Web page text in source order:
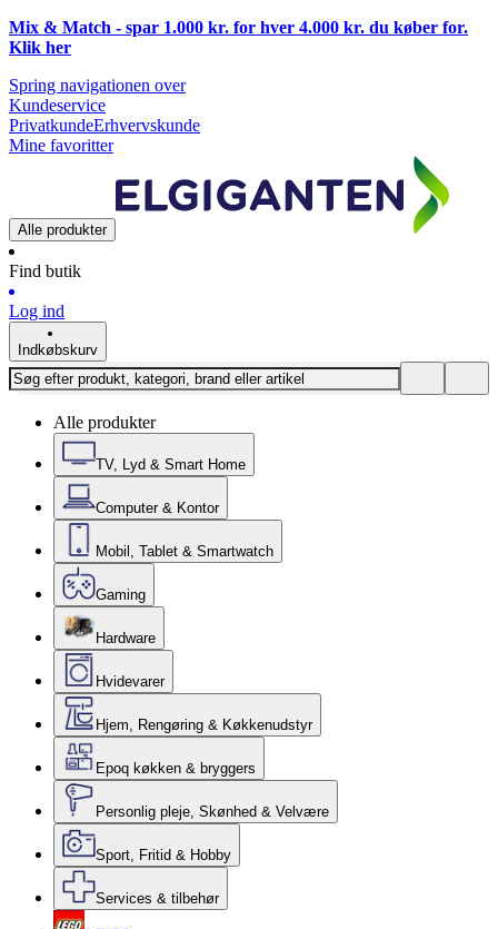
Mix & Match - spar 1.000 kr. for hver 4.000 kr. du køber for.
Klik her
Spring navigationen over
Kundeservice
PrivatkundeErhvervskunde
Mine favoritter
Alle produkter
Find butik
Log ind
Indkøbskurv
Alle produkter
TV, Lyd & Smart Home
Computer & Kontor
Mobil, Tablet & Smartwatch
Gaming
Hardware
Hvidevarer
Hjem, Rengøring & Køkkenudstyr
Epoq køkken & bryggers
Personlig pleje, Skønhed & Velvære
Sport, Fritid & Hobby
Services & tilbehør